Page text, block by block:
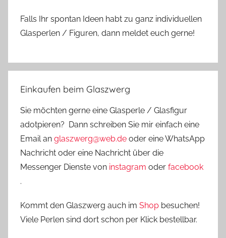
Falls Ihr spontan Ideen habt zu ganz individuellen
Glasperlen / Figuren, dann meldet euch gerne!
Einkaufen beim Glaszwerg
Sie möchten gerne eine Glasperle / Glasfigur
adotpieren? Dann schreiben Sie mir einfach eine
Email an glaszwerg@web.de oder eine WhatsApp
Nachricht oder eine Nachricht über die
Messenger Dienste von instagram oder facebook
.
Kommt den Glaszwerg auch im Shop besuchen!
Viele Perlen sind dort schon per Klick bestellbar.